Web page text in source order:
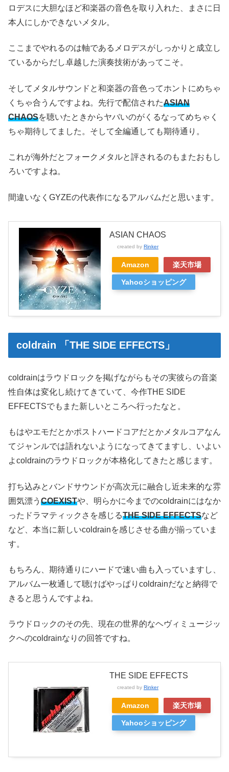
ロデスに大胆なほど和楽器の音色を取り入れた、まさに日
本人にしかできないメタル。
ここまでやれるのは軸であるメロデスがしっかりと成立し
ているからだし卓越した演奏技術があってこそ。
そしてメタルサウンドと和楽器の音色ってホントにめちゃ
くちゃ合うんですよね。先行で配信されたASIAN
CHAOSを聴いたときからヤバいのがくるなってめちゃく
ちゃ期待してました。そして全編通しても期待通り。
これが海外だとフォークメタルと評されるのもまたおもし
ろいですよね。
間違いなくGYZEの代表作になるアルバムだと思います。
ASIAN CHAOS
created by Rinker
Amazon 楽天市場
Yahooショッピング
coldrain 「THE SIDE EFFECTS」
coldrainはラウドロックを掲げながらもその実彼らの音楽
性自体は変化し続けてきていて、今作THE SIDE
EFFECTSでもまた新しいところへ行ったなと。
もはやエモだとかポストハードコアだとかメタルコアなん
てジャンルでは語れないようになってきてますし、いよい
よcoldrainのラウドロックが本格化してきたと感じます。
打ち込みとバンドサウンドが高次元に融合し近未来的な雰
囲気漂う COEXISTや、明らかに今までのcoldrainにはなか
ったドラマティックさを感じるTHE SIDE EFFECTSなど
など、本当に新しいcoldrainを感じさせる曲が揃っていま
す。
もちろん、期待通りにハードで速い曲も入っていますし、
アルバム一枚通して聴けばやっぱりcoldrainだなと納得で
きると思うんですよね。
ラウドロックのその先、現在の世界的なヘヴィミュージッ
クへのcoldrainなりの回答ですね。
THE SIDE EFFECTS
created by Rinker
Amazon 楽天市場
Yahooショッピング